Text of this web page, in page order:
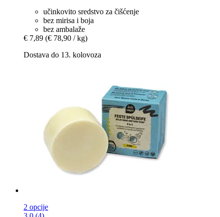
učinkovito sredstvo za čišćenje
bez mirisa i boja
bez ambalaže
€ 7,89 (€ 78,90 / kg)
Dostava do 13. kolovoza
2 opcije